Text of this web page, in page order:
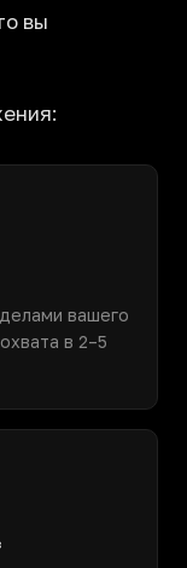
вы
вашего
в 2–5